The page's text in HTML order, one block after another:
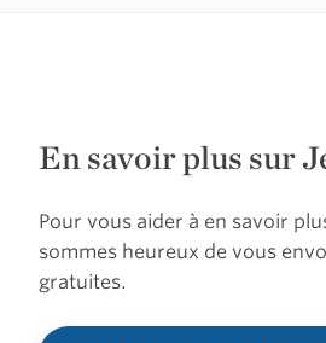
En savoir plus sur
Pour vous aider à en savoir
sommes heureux de vous
gratuites.